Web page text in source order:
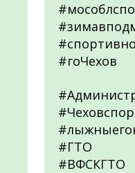
#гоЧехов
#ГТО
#ВФСКГТО